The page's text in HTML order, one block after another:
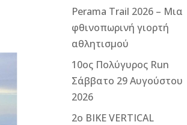
Perama Trail 2026 – Μια
φθινοπωρινή γιορτή
αθλητισμού
10ος Πολύγυρος Run
Σάββατο 29 Αυγούστου
2026
2ο ΒΙΚΕ VERTICAL